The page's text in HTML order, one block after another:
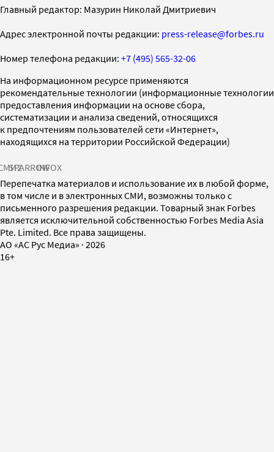
Главный редактор: Мазурин Николай Дмитриевич
Адрес электронной почты редакции: press-release@forbes.ru
Номер телефона редакции: +7 (495) 565-32-06
На информационном ресурсе применяются
рекомендательные технологии (информационные технологии
предоставления информации на основе сбора,
систематизации и анализа сведений, относящихся
к предпочтениям пользователей сети «Интернет»,
находящихся на территории Российской Федерации)
SPARROWINFOX
Перепечатка материалов и использование их в любой форме,
в том числе и в электронных СМИ, возможны только с
письменного разрешения редакции. Товарный знак Forbes
является исключительной собственностью Forbes Media Asia
Pte. Limited. Все права защищены.
AO «АС Рус Медиа» · 2026
16+